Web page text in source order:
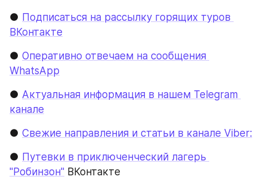
● Подписаться на рассылку горящих туров
ВКонтакте
● Оперативно отвечаем на сообщения
WhatsApp
● Актуальная информация в нашем Telegram
канале
● Свежие направления и статьи в канале Viber:
● Путевки в приключенческий лагерь
"Робинзон" ВКонтакте